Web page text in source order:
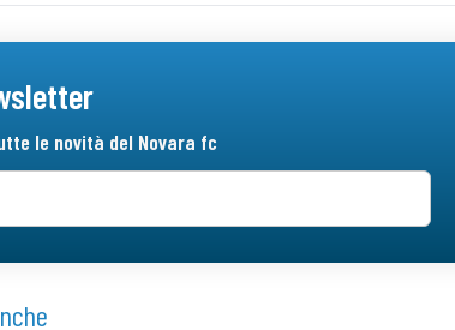
le novità del Novara fc